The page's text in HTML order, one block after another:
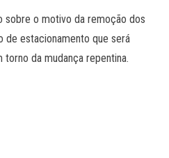
sobre o motivo da remoção dos
de estacionamento que será
da mudança repentina.